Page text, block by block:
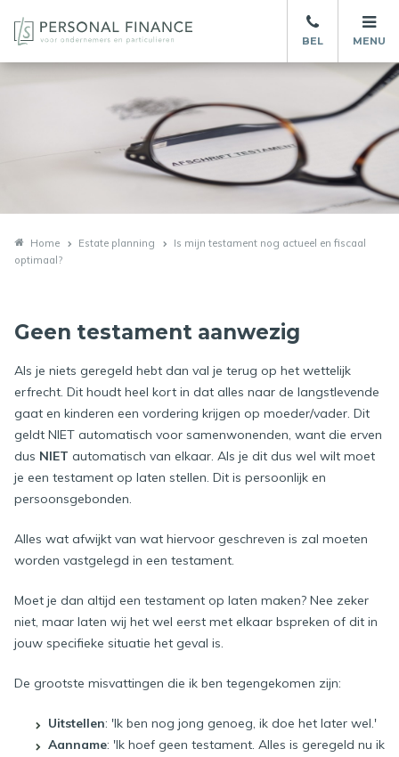
Home Estate planning
Is mijn testament nog actueel en fiscaal
optimaal?
Geen testament aanwezig
Als je niets geregeld hebt dan val je terug op het wettelijk
erfrecht. Dit houdt heel kort in dat alles naar de langstlevende
gaat en kinderen een vordering krijgen op moeder/vader. Dit
geldt NIET automatisch voor samenwonenden, want die erven
dus NIET automatisch van elkaar. Als je dit dus wel wilt moet
je een testament op laten stellen. Dit is persoonlijk en
persoonsgebonden.
Alles wat afwijkt van wat hiervoor geschreven is zal moeten
worden vastgelegd in een testament.
Moet je dan altijd een testament op laten maken? Nee zeker
niet, maar laten wij het wel eerst met elkaar bspreken of dit in
jouw specifieke situatie het geval is.
De grootste misvattingen die ik ben tegengekomen zijn:
Uitstellen: 'Ik ben nog jong genoeg, ik doe het later wel.'
Aanname: 'Ik hoef geen testament. Alles is geregeld nu ik
BEL MENU